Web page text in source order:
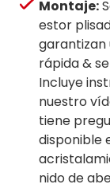
Montaje:
estor
garantizan
rápida &
Incluye
nuestro
tiene
disponible
nido de